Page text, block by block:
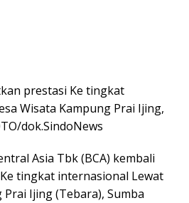
prestasi Ke tingkat
Wisata Kampung Prai Ijing,
dok.SindoNews
Asia Tbk (BCA) kembali
tingkat internasional Lewat
Prai Ijing (Tebara), Sumba